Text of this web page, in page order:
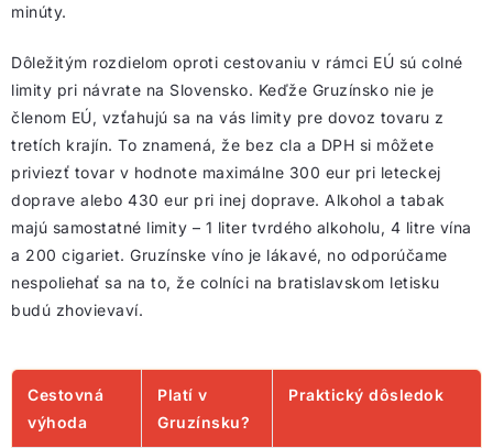
minúty.
Dôležitým rozdielom oproti cestovaniu v rámci EÚ sú colné
limity pri návrate na Slovensko. Keďže Gruzínsko nie je
členom EÚ, vzťahujú sa na vás limity pre dovoz tovaru z
tretích krajín. To znamená, že bez cla a DPH si môžete
priviezť tovar v hodnote maximálne 300 eur pri leteckej
doprave alebo 430 eur pri inej doprave. Alkohol a tabak
majú samostatné limity – 1 liter tvrdého alkoholu, 4 litre vína
a 200 cigariet. Gruzínske víno je lákavé, no odporúčame
nespoliehať sa na to, že colníci na bratislavskom letisku
budú zhovievaví.
Cestovná
výhoda
Platí v
Gruzínsku?
Praktický dôsledok